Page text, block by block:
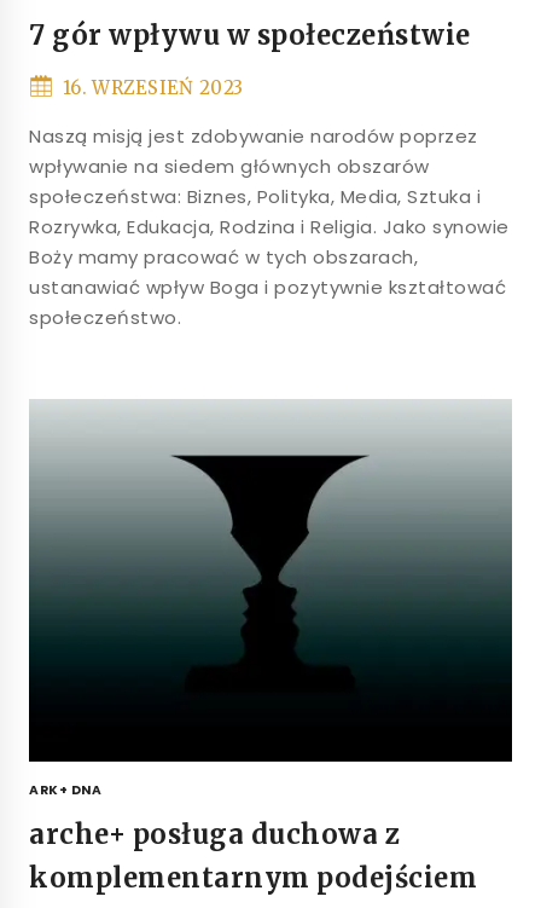
7 gór wpływu w społeczeństwie
16. WRZESIEŃ 2023
Naszą misją jest zdobywanie narodów poprzez
wpływanie na siedem głównych obszarów
społeczeństwa: Biznes, Polityka, Media, Sztuka i
Rozrywka, Edukacja, Rodzina i Religia. Jako synowie
Boży mamy pracować w tych obszarach,
ustanawiać wpływ Boga i pozytywnie kształtować
społeczeństwo.
ARK+ DNA
arche+ posługa duchowa z
komplementarnym podejściem